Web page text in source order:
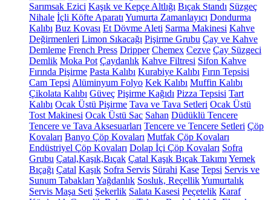
Sarımsak Ezici Kaşık ve Kepçe Altlığı Bıçak Standı Süzgeç
Nihale İçli Köfte Aparatı Yumurta Zamanlayıcı Dondurma
Kalıbı Buz Kovası Et Dövme Aleti Sarma Makinesi Kahve
Değirmenleri Limon Sıkacağı Pişirme Grubu Çay ve Kahve
Demleme French Press Dripper Chemex Cezve Çay Süzgeci
Demlik Moka Pot Çaydanlık Kahve Filtresi Sifon Kahve
Fırında Pişirme Pasta Kalıbı Kurabiye Kalıbı Fırın Tepsisi
Cam Tepsi Alüminyum Folyo Kek Kalıbı Muffin Kalıbı
Çikolata Kalıbı Güveç Pişirme Kağıdı Pizza Tepsisi Tart
Kalıbı Ocak Üstü Pişirme Tava ve Tava Setleri Ocak Üstü
Tost Makinesi Ocak Üstü Sac Sahan Düdüklü Tencere
Tencere ve Tava Aksesuarları Tencere ve Tencere Setleri Çöp
Kovaları Banyo Çöp Kovaları Mutfak Çöp Kovaları
Endüstriyel Çöp Kovaları Dolap İçi Çöp Kovaları Sofra
Grubu Çatal,Kaşık,Bıçak Çatal Kaşık Bıçak Takımı Yemek
Bıçağı Çatal Kaşık Sofra Servis Sürahi Kase Tepsi Servis ve
Sunum Tabakları Yağdanlık Sosluk, ReçellikYumurtalık
Servis Maşa Seti Şekerlik Salata Kasesi Peçetelik Karaf